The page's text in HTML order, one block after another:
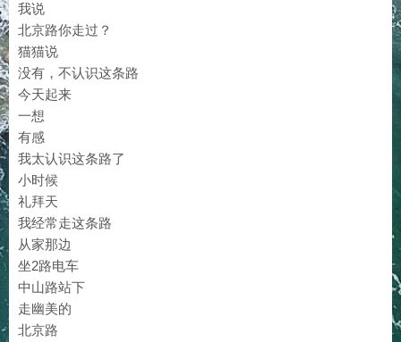
我说
北京路你走过？
猫猫说
没有，不认识这条路
今天起来
一想
有感
我太认识这条路了
小时候
礼拜天
我经常走这条路
从家那边
坐2路电车
中山路站下
走幽美的
北京路